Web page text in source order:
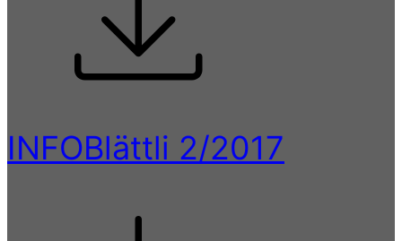
INFOBlättli 2/2017